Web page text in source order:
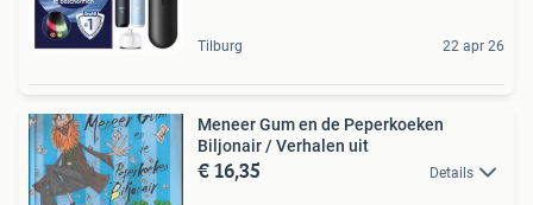
Tilburg 22 apr 26
Meneer Gum en de Peperkoeken
Biljonair / Verhalen uit
€ 16,35 Details